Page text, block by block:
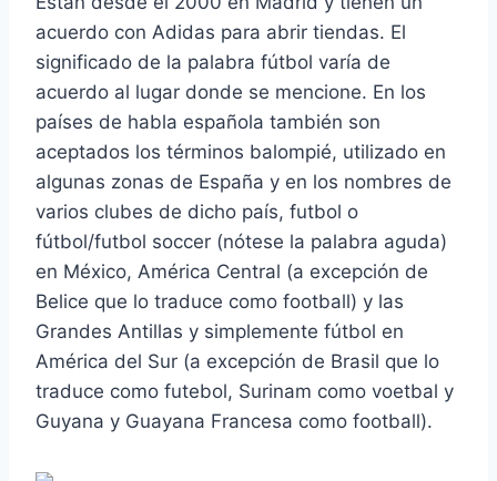
acuerdo con Adidas para abrir tiendas. El
significado de la palabra fútbol varía de
acuerdo al lugar donde se mencione. En los
países de habla española también son
aceptados los términos balompié, utilizado en
algunas zonas de España y en los nombres de
varios clubes de dicho país, futbol o
fútbol/futbol soccer (nótese la palabra aguda)
en México, América Central (a excepción de
Belice que lo traduce como football) y las
Grandes Antillas y simplemente fútbol en
América del Sur (a excepción de Brasil que lo
traduce como futebol, Surinam como voetbal y
Guyana y Guayana Francesa como football).